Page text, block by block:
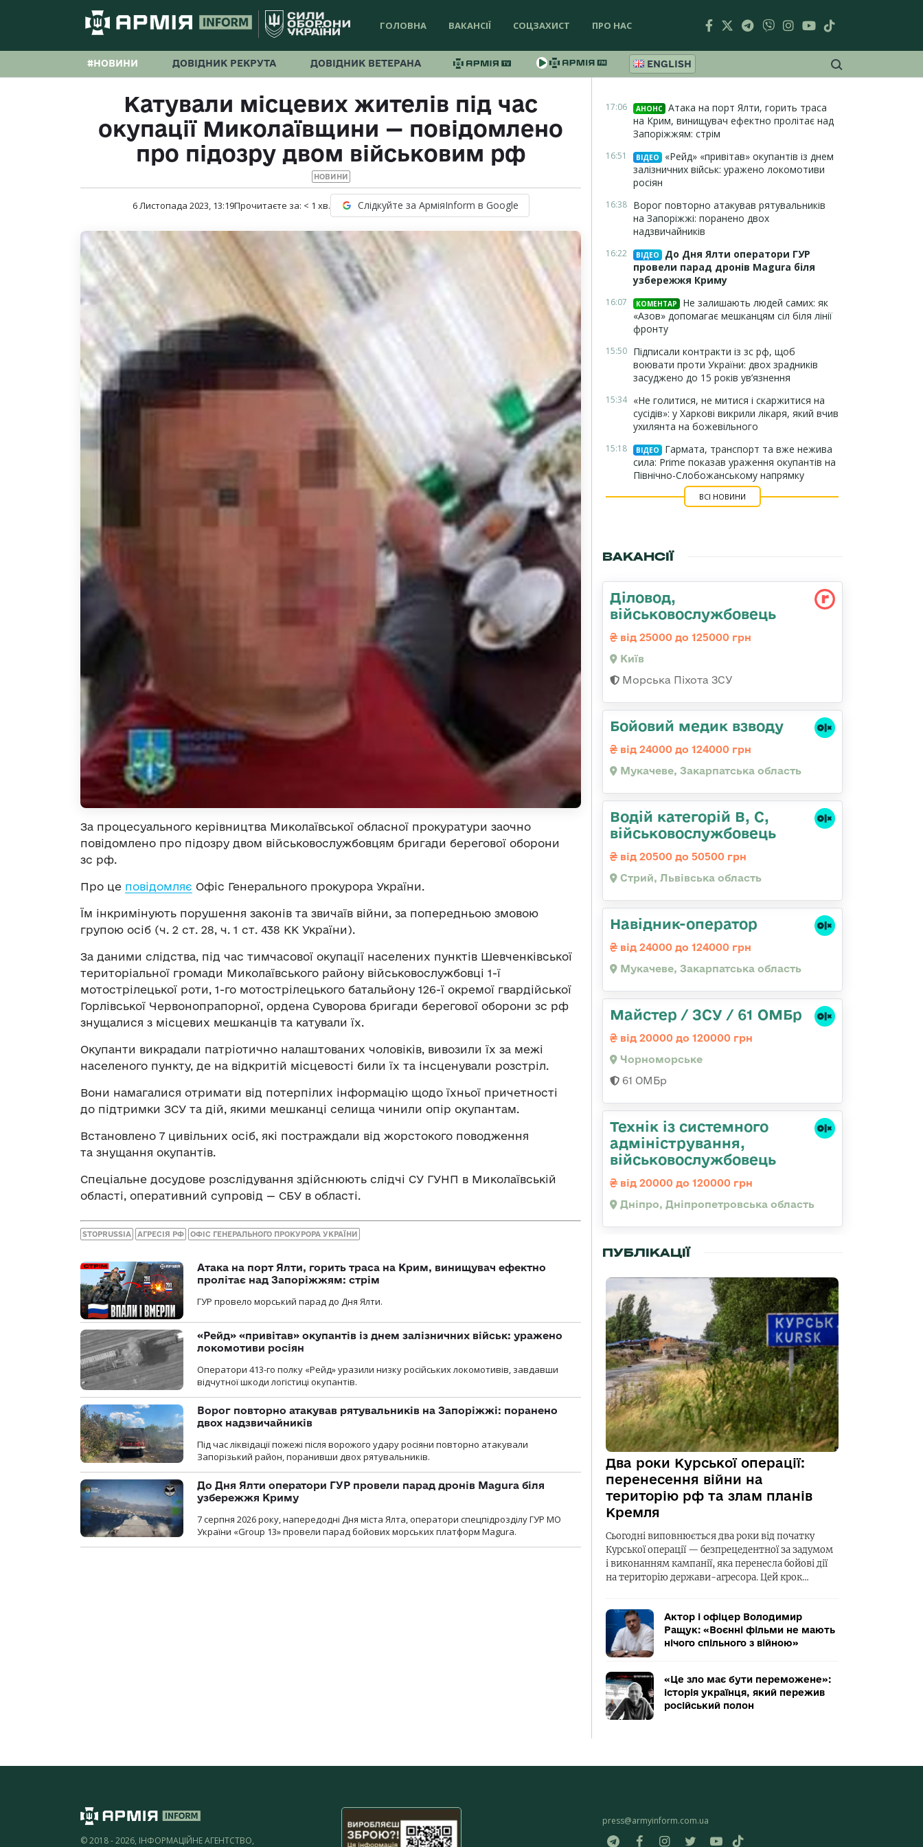
ГОЛОВНА ВАКАНСІЇ СОЦЗАХИСТ ПРО НАС
#НОВИНИ ДОВІДНИК РЕКРУТА ДОВІДНИК ВЕТЕРАНА ENGLISH
Катували місцевих жителів під час
окупації Миколаївщини — повідомлено
про підозру двом військовим рф
НОВИНИ
6 Листопада 2023, 13:19Прочитаєте за: < 1 хв. Слідкуйте за АрміяInform в Google
За процесуального керівництва Миколаївської обласної прокуратури заочно
повідомлено про підозру двом військовослужбовцям бригади берегової оборони
зс рф.
Про це повідомляє Офіс Генерального прокурора України.
Їм інкримінують порушення законів та звичаїв війни, за попередньою змовою
групою осіб (ч. 2 ст. 28, ч. 1 ст. 438 КК України).
За даними слідства, під час тимчасової окупації населених пунктів Шевченківської
територіальної громади Миколаївського району військовослужбовці 1-ї
мотострілецької роти, 1-го мотострілецького батальйону 126-ї окремої гвардійської
Горлівської Червонопрапорної, ордена Суворова бригади берегової оборони зс рф
знущалися з місцевих мешканців та катували їх.
Окупанти викрадали патріотично налаштованих чоловіків, вивозили їх за межі
населеного пункту, де на відкритій місцевості били їх та інсценували розстріл.
Вони намагалися отримати від потерпілих інформацію щодо їхньої причетності
до підтримки ЗСУ та дій, якими мешканці селища чинили опір окупантам.
Встановлено 7 цивільних осіб, які постраждали від жорстокого поводження
та знущання окупантів.
Спеціальне досудове розслідування здійснюють слідчі СУ ГУНП в Миколаївській
області, оперативний супровід — СБУ в області.
STOPRUSSIA АГРЕСІЯ РФ ОФІС ГЕНЕРАЛЬНОГО ПРОКУРОРА УКРАЇНИ
Атака на порт Ялти, горить траса на Крим, винищувач ефектно
пролітає над Запоріжжям: стрім
ГУР провело морський парад до Дня Ялти.
«Рейд» «привітав» окупантів із днем залізничних військ: уражено
локомотиви росіян
Оператори 413-го полку «Рейд» уразили низку російських локомотивів, завдавши
відчутної шкоди логістиці окупантів.
Ворог повторно атакував рятувальників на Запоріжжі: поранено
двох надзвичайників
Під час ліквідації пожежі після ворожого удару росіяни повторно атакували
Запорізький район, поранивши двох рятувальників.
До Дня Ялти оператори ГУР провели парад дронів Magura біля
узбережжя Криму
7 серпня 2026 року, напередодні Дня міста Ялта, оператори спецпідрозділу ГУР МО
України «Group 13» провели парад бойових морських платформ Magura.
17:06 АНОНС Атака на порт Ялти, горить траса
на Крим, винищувач ефектно пролітає над
Запоріжжям: стрім
16:51 ВІДЕО
«Рейд» «привітав» окупантів із днем
залізничних військ: уражено локомотиви
росіян
16:38 Ворог повторно атакував рятувальників
на Запоріжжі: поранено двох
надзвичайників
16:22 ВІДЕО
До Дня Ялти оператори ГУР
провели парад дронів Magura біля
узбережжя Криму
16:07 КОМЕНТАР
Не залишають людей самих: як
«Азов» допомагає мешканцям сіл біля лінії
фронту
15:50 Підписали контракти із зс рф, щоб
воювати проти України: двох зрадників
засуджено до 15 років ув’язнення
15:34 «Не голитися, не митися і скаржитися на
сусідів»: у Харкові викрили лікаря, який вчив
ухилянта на божевільного
15:18 ВІДЕО
Гармата, транспорт та вже нежива
сила: Prime показав ураження окупантів на
Північно-Слобожанському напрямку
ВСІ НОВИНИ
ВАКАНСІЇ
Діловод,
військовослужбовець
від 25000 до 125000 грн
Київ
Морська Піхота ЗСУ
Бойовий медик взводу
від 24000 до 124000 грн
Мукачеве, Закарпатська область
Водій категорій B, C,
військовослужбовець
від 20500 до 50500 грн
Стрий, Львівська область
Навідник-оператор
від 24000 до 124000 грн
Мукачеве, Закарпатська область
Майстер / ЗСУ / 61 ОМБр
від 20000 до 120000 грн
Чорноморське
61 ОМБр
Технік із системного
адміністрування,
військовослужбовець
від 20000 до 120000 грн
Дніпро, Дніпропетровська область
ПУБЛІКАЦІЇ
Два роки Курської операції:
перенесення війни на
територію рф та злам планів
Кремля
Сьогодні виповнюється два роки від початку
Курської операції — безпрецедентної за задумом
і виконанням кампанії, яка перенесла бойові дії
на територію держави-агресора. Цей крок…
Актор і офіцер Володимир
Ращук: «Воєнні фільми не мають
нічого спільного з війною»
«Це зло має бути переможене»:
історія українця, який пережив
російський полон
© 2018 - 2026, ІНФОРМАЦІЙНЕ АГЕНТСТВО,
press@armyinform.com.ua